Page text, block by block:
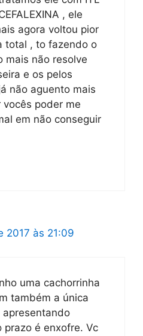
, ele
agora voltou pior
total , to fazendo o
mais não resolve
e os pelos
não aguento mais
poder me
em não conseguir
2017 às 21:09
uma cachorrinha
também a única
apresentando
prazo é enxofre. Vc